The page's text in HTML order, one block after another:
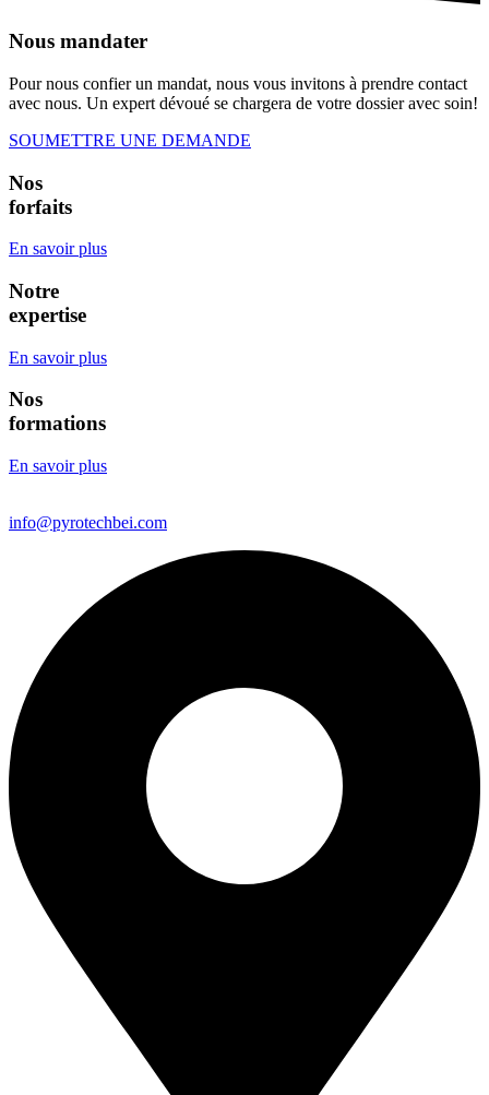
Nous mandater
Pour nous confier un mandat, nous vous invitons à prendre contact
avec nous. Un expert dévoué se chargera de votre dossier avec soin!
SOUMETTRE UNE DEMANDE
Nos
forfaits
En savoir plus
Notre
expertise
En savoir plus
Nos
formations
En savoir plus
info@pyrotechbei.com